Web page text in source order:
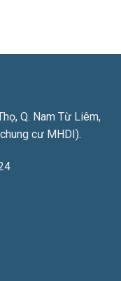
Q. Nam Từ Liêm,
cư MHDI).